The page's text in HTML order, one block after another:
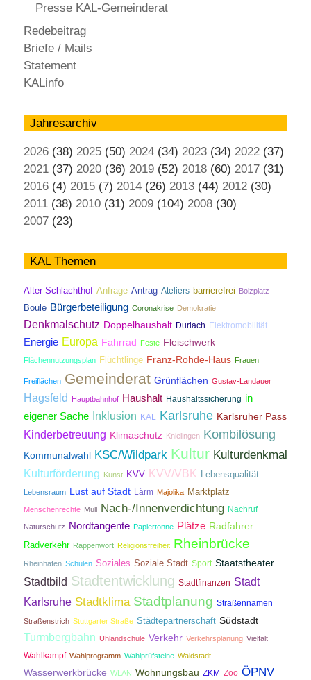
Presse KAL-Gemeinderat
Redebeitrag
Briefe / Mails
Statement
KALinfo
Jahresarchiv
2026 (38) 2025 (50) 2024 (34) 2023 (34) 2022 (37)
2021 (37) 2020 (36) 2019 (52) 2018 (60) 2017 (31)
2016 (4) 2015 (7) 2014 (26) 2013 (44) 2012 (30)
2011 (38) 2010 (31) 2009 (104) 2008 (30)
2007 (23)
KAL Themen
Alter Schlachthof Anfrage Antrag Ateliers barrierefrei Bolzplatz
Boule Bürgerbeteiligung Coronakrise Demokratie
Denkmalschutz Doppelhaushalt Durlach Elektromobilität
Energie Europa Fahrrad Feste Fleischwerk
Flächennutzungsplan Flüchtlinge Franz-Rohde-Haus Frauen
Freiflächen Gemeinderat Grünflächen Gustav-Landauer
Hagsfeld Hauptbahnhof Haushalt Haushaltssicherung in
eigener Sache Inklusion KAL Karlsruhe Karlsruher Pass
Kinderbetreuung Klimaschutz Knielingen Kombilösung
Kommunalwahl KSC/Wildpark Kultur Kulturdenkmal
Kulturförderung Kunst KVV KVV/VBK Lebensqualität
Lebensraum Lust auf Stadt Lärm Majolika Marktplatz
Menschenrechte Müll Nach-/Innenverdichtung Nachruf
Naturschutz Nordtangente Papiertonne Plätze Radfahrer
Radverkehr Rappenwört Religionsfreiheit Rheinbrücke
Rheinhafen Schulen Soziales Soziale Stadt Sport Staatstheater
Stadtbild Stadtentwicklung Stadtfinanzen Stadt
Karlsruhe Stadtklima Stadtplanung Straßennamen
Straßenstrich Stuttgarter Straße Städtepartnerschaft Südstadt
Turmbergbahn Uhlandschule Verkehr Verkehrsplanung Vielfalt
Wahlkampf Wahlprogramm Wahlprüfsteine Waldstadt
Wasserwerkbrücke WLAN Wohnungsbau ZKM Zoo ÖPNV